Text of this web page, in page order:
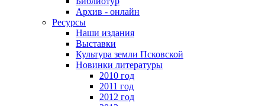
Архив - онлайн
Ресурсы
Наши издания
Выставки
Культура земли Псковской
Новинки литературы
2010 год
2011 год
2012 год